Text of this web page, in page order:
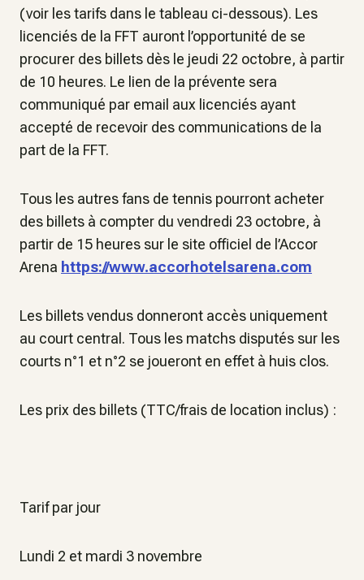
(voir les tarifs dans le tableau ci-dessous). Les
licenciés de la FFT auront l’opportunité de se
procurer des billets dès le jeudi 22 octobre, à partir
de 10 heures. Le lien de la prévente sera
communiqué par email aux licenciés ayant
accepté de recevoir des communications de la
part de la FFT.
Tous les autres fans de tennis pourront acheter
des billets à compter du vendredi 23 octobre, à
partir de 15 heures sur le site officiel de l’Accor
Arena https://www.accorhotelsarena.com
Les billets vendus donneront accès uniquement
au court central. Tous les matchs disputés sur les
courts n°1 et n°2 se joueront en effet à huis clos.
Les prix des billets (TTC/frais de location inclus) :
Tarif par jour
Lundi 2 et mardi 3 novembre